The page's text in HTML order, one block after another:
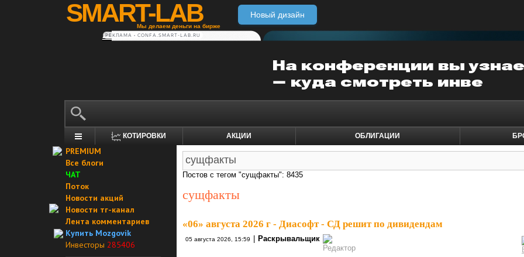
SMART-LAB
Мы делаем деньги на бирже
Новый дизайн
РЕКЛАМА • CONFA.SMART-LAB.RU
КОТИРОВКИ АКЦИИ ОБЛИГАЦИИ
PREMIUM
Все блоги
ЧАТ
Поток
Новости акций
Новости тг-канал
Лента комментариев
Купить Mozgovik
Инвесторы 285406
Постов с тегом "сущфакты": 8435
сущфакты
«06» августа 2026 г - Диасофт - СД решит по дивидендам
05 августа 2026, 15:59 | Раскрывальщик